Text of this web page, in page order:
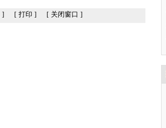
] [ 打印 ] [ 关闭窗口 ]